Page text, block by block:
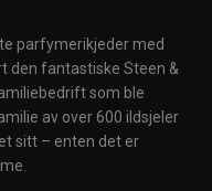
parfymerikjeder med
den fantastiske Steen &
som ble
av over 600 ildsjeler
sitt – enten det er